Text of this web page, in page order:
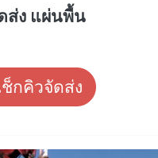
ส่ง แผ่นพื้น
ช็กคิวจัดส่ง